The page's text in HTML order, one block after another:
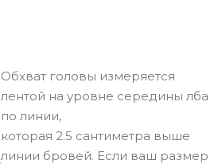
Обхват головы измеряется
лентой на уровне середины лба
по линии,
которая 2.5 сантиметра выше
линии бровей. Если ваш размер